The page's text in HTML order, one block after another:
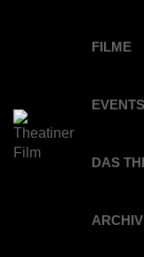
FILME
EVENTS
DAS
ARCHIV